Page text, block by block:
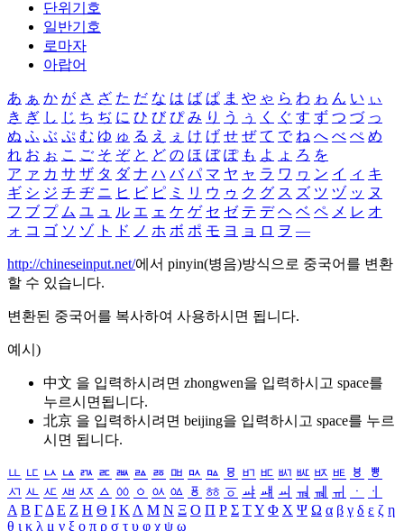
단위기호
일반기호
로마자
아랍어
あ ぁ か が さ ざ た だ な は ば ぱ ま や ゃ ら わ ゎ ん い ぃ
き ぎ し じ ち ぢ に ひ び ぴ み り う ぅ く ぐ す ず つ づ っ
ぬ ふ ぶ ぷ む ゆ ゅ る え ぇ け げ せ ぜ て で ね へ べ ぺ め
れ お ぉ こ ご そ ぞ と ど の ほ ぼ ぽ も よ ょ ろ を
ア ァ カ サ ザ タ ダ ナ ハ バ パ マ ヤ ャ ラ ワ ヮ ン イ ィ キ
ギ シ ジ チ ヂ ニ ヒ ビ ピ ミ リ ウ ゥ ク グ ス ズ ツ ヅ ッ ヌ
フ ブ プ ム ユ ュ ル エ ェ ケ ゲ セ ゼ テ デ ヘ ベ ペ メ レ オ
ォ コ ゴ ソ ゾ ト ド ノ ホ ボ ポ モ ヨ ョ ロ ヲ ―
http://chineseinput.net/에서 pinyin(병음)방식으로 중국어를 변환
할 수 있습니다.
변환된 중국어를 복사하여 사용하시면 됩니다.
예시)
中文 을 입력하시려면 zhongwen을 입력하시고 space를
누르시면됩니다.
北京 을 입력하시려면 beijing을 입력하시고 space를 누르
시면 됩니다.
ㅥ ㅦ ㅧ ㅨ ㅩ ㅪ ㅫ ㅬ ㅭ ㅮ ㅯ ㅰ ㅱ ㅲ ㅳ ㅴ ㅵ ㅶ ㅷ ㅸ
ㅹ
ㅺ ㅻ ㅼ ㅽ ㅾ ㅿ ㆀ ㆁ ㆂ ㆃ ㆄ ㆅ ㆆ ㆇ ㆈ ㆉ ㆊ ㆋ ㆌ ㆍ
ㆎ
Α Β ΓΔ Ε Ζ Η Θ Ι ΚΛ Μ Ν Ξ Ο Π Ρ Σ ΤΥ Φ Χ Ψ Ω α β γ δ ε ζ η
θ ι κ λ μ ν ξ ο π ρ σ τ υ φ χ ψ ω